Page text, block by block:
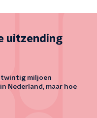
uitzending
twintig miljoen
Nederland, maar hoe